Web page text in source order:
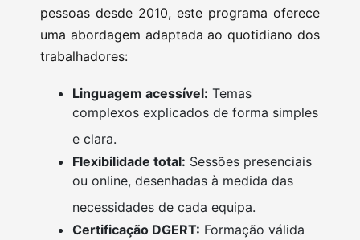
pessoas desde 2010, este programa oferece
uma abordagem adaptada ao quotidiano dos
trabalhadores:
Linguagem acessível: Temas
complexos explicados de forma simples
e clara.
Flexibilidade total: Sessões presenciais
ou online, desenhadas à medida das
necessidades de cada equipa.
Certificação DGERT: Formação válida